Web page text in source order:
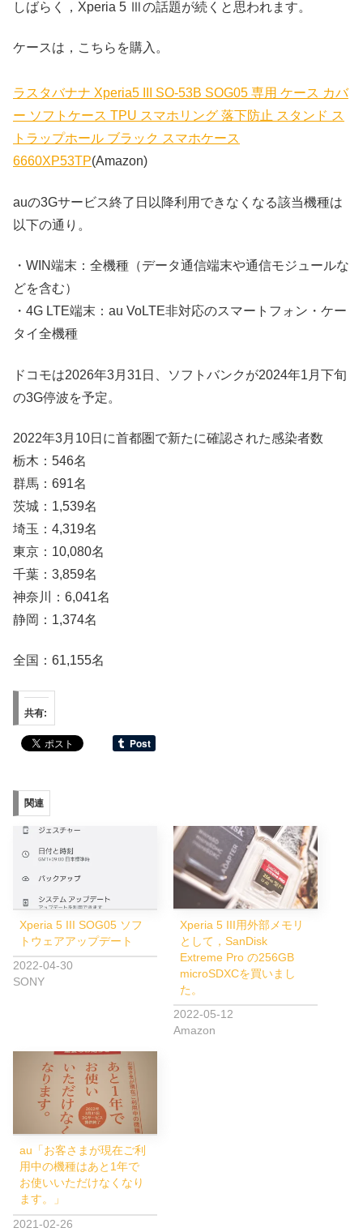
しばらく，Xperia 5 Ⅲの話題が続くと思われます。
ケースは，こちらを購入。
ラスタバナナ Xperia5 III SO-53B SOG05 専用 ケース カバ
ー ソフトケース TPU スマホリング 落下防止 スタンド ス
トラップホール ブラック スマホケース
6660XP53TP(Amazon)
auの3Gサービス終了日以降利用できなくなる該当機種は
以下の通り。
・WIN端末：全機種（データ通信端末や通信モジュールな
どを含む）
・4G LTE端末：au VoLTE非対応のスマートフォン・ケー
タイ全機種
ドコモは2026年3月31日、ソフトバンクが2024年1月下旬
の3G停波を予定。
2022年3月10日に首都圏で新たに確認された感染者数
栃木：546名
群馬：691名
茨城：1,539名
埼玉：4,319名
東京：10,080名
千葉：3,859名
神奈川：6,041名
静岡：1,374名
全国：61,155名
共有:
関連
Xperia 5 III SOG05 ソフ
トウェアアップデート
2022-04-30
SONY
Xperia 5 III用外部メモリ
として，SanDisk
Extreme Pro の256GB
microSDXCを買いまし
た。
2022-05-12
Amazon
au「お客さまが現在ご利
用中の機種はあと1年で
お使いいただけなくなり
ます。」
2021-02-26